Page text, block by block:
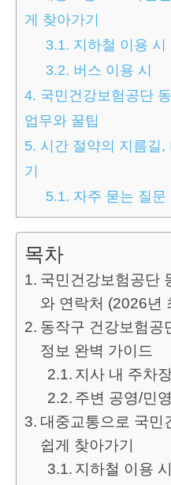
게 찾아가기
3.1. 지하철 이용 시
3.2. 버스 이용 시
4. 국민건강보험공단
업무와 꿀팁
5. 시간 절약의 지름길
기
5.1. 자주 묻는 질문
목차
국민건강보험공단
와 연락처 (2026년
동작구 건강보험공
정보 완벽 가이드
지사 내 주차
주변 공영/민
대중교통으로 국민
쉽게 찾아가기
지하철 이용 시